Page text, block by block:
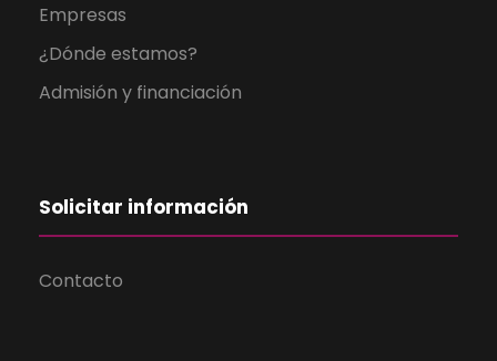
Empresas
¿Dónde estamos?
Admisión y financiación
Solicitar información
Contacto